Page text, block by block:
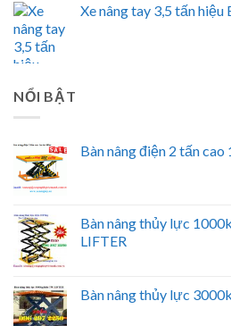
Xe nâng tay 3,5 tấn hiệu
NỔI BẬT
Bàn nâng điện 2 tấn
Bàn nâng thủy lực
LIFTER
Bàn nâng thủy lực